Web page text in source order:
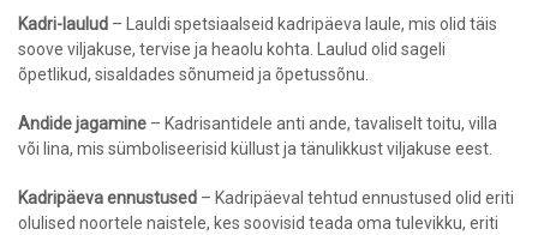
Kadri-laulud – Lauldi spetsiaalseid kadripäeva laule, mis olid täis
soove viljakuse, tervise ja heaolu kohta. Laulud olid sageli
õpetlikud, sisaldades sõnumeid ja õpetussõnu.
Andide jagamine – Kadrisantidele anti ande, tavaliselt toitu, villa
või lina, mis sümboliseerisid küllust ja tänulikkust viljakuse eest.
Kadripäeva ennustused – Kadripäeval tehtud ennustused olid eriti
olulised noortele naistele, kes soovisid teada oma tulevikku, eriti